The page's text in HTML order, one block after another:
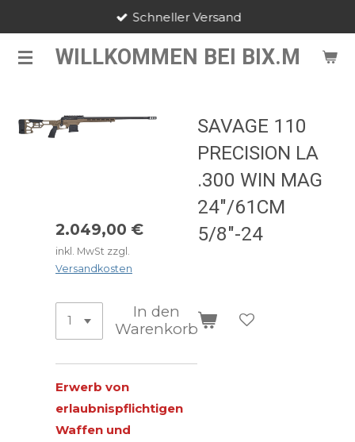
springen WILLKOMMEN BEI BIX.M
Schneller Versand
SAVAGE 110
PRECISION LA
.300 WIN MAG
24"/61CM
5/8"-24
2.049,00 €
inkl. MwSt zzgl.
Versandkosten
In den
Warenkorb
Erwerb von
erlaubnispflichtigen
Waffen und